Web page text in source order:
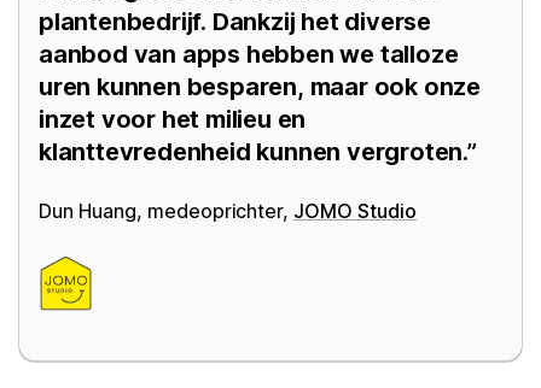
plantenbedrijf. Dankzij het diverse
aanbod van apps hebben we talloze
uren kunnen besparen, maar ook onze
inzet voor het milieu en
klanttevredenheid kunnen vergroten.
Dun Huang, medeoprichter, JOMO Studio